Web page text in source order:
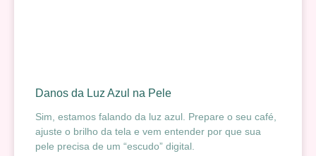
Danos da Luz Azul na Pele
Sim, estamos falando da luz azul. Prepare o seu café,
ajuste o brilho da tela e vem entender por que sua
pele precisa de um “escudo” digital.